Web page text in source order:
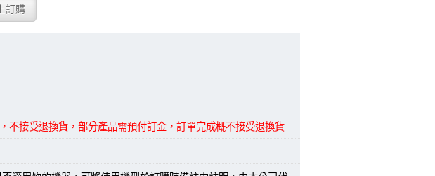
不接受退換貨，部分產品需預付訂金，訂單完成概不接受退換貨